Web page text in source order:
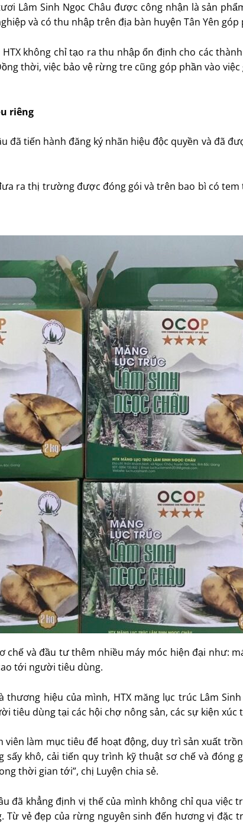
Lâm Sinh Ngọc Châu được công nhận là sản
và có thu nhập trên địa bàn huyện Tân Yên
không chỉ tạo ra thu nhập ổn định cho các
thời, việc bảo vệ rừng tre cũng góp phần vào
riêng
đã tiến hành đăng ký nhãn hiệu độc quyền và đã
ra thị trường được đóng gói và trên bao bì có
chế và đầu tư thêm nhiều máy móc hiện đại
tới người tiêu dùng.
hiệu của mình, HTX măng lục trúc Lâm
tiêu dùng tại các hội chợ nông sản, các sự kiện
viên làm mục tiêu để hoạt động, duy trì sản xuất
sấy khô, cải tiến quy trình kỹ thuật sơ chế và
thời gian tới”, chị Luyện chia sẻ.
đã khẳng định vị thế của mình không chỉ qua
Từ vẻ đẹp của rừng nguyên sinh đến hương vị